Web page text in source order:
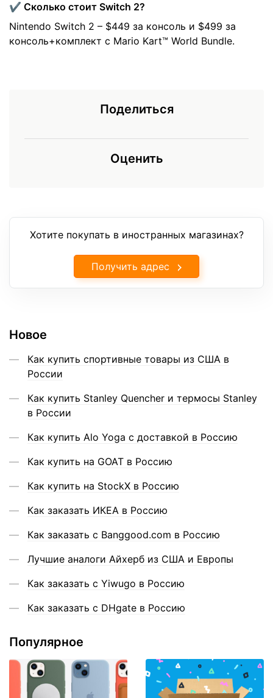
✔️ Сколько стоит Switch 2?
Nintendo Switch 2 – $449 за консоль и $499 за
консоль+комплект с Mario Kart™ World Bundle.
Поделиться
Оценить
Хотите покупать в иностранных магазинах?
Получить адрес
Новое
Как купить спортивные товары из США в
России
Как купить Stanley Quencher и термосы Stanley
в России
Как купить Alo Yoga с доставкой в Россию
Как купить на GOAT в Россию
Как купить на StockX в Россию
Как заказать ИКЕА в Россию
Как заказать с Banggood.com в Россию
Лучшие аналоги Айхерб из США и Европы
Как заказать с Yiwugo в Россию
Как заказать с DHgate в Россию
Популярное